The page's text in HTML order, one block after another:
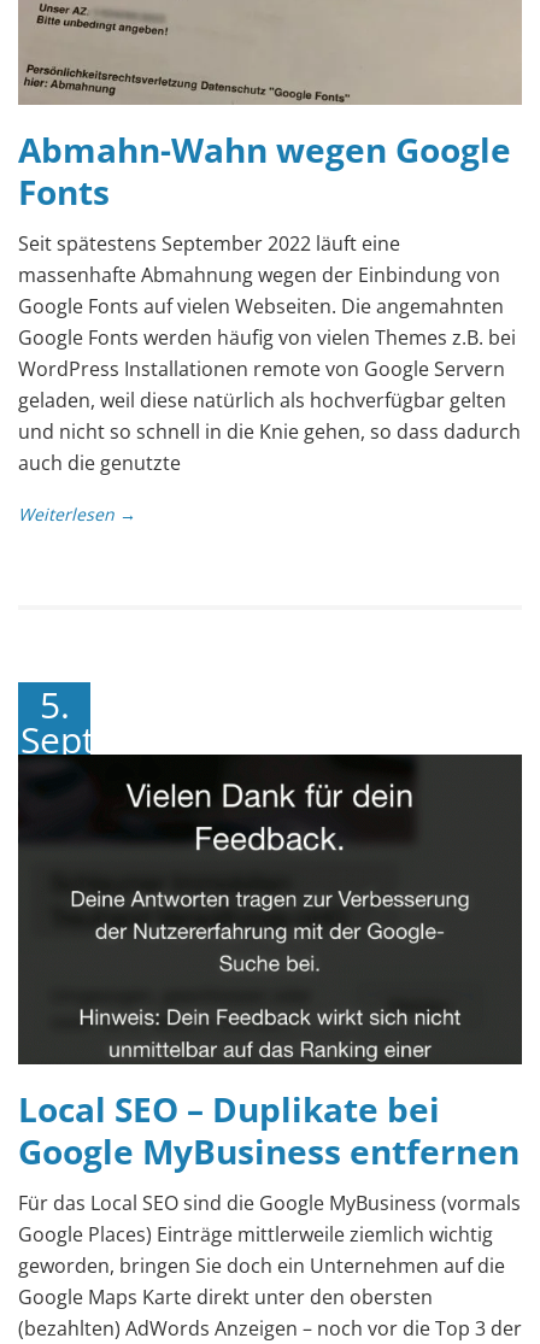
Abmahn-Wahn wegen Google
Fonts
Seit spätestens September 2022 läuft eine
massenhafte Abmahnung wegen der Einbindung von
Google Fonts auf vielen Webseiten. Die angemahnten
Google Fonts werden häufig von vielen Themes z.B. bei
WordPress Installationen remote von Google Servern
geladen, weil diese natürlich als hochverfügbar gelten
und nicht so schnell in die Knie gehen, so dass dadurch
auch die genutzte
Weiterlesen →
5.
September
2018
Local SEO – Duplikate bei
Google MyBusiness entfernen
Für das Local SEO sind die Google MyBusiness (vormals
Google Places) Einträge mittlerweile ziemlich wichtig
geworden, bringen Sie doch ein Unternehmen auf die
Google Maps Karte direkt unter den obersten
(bezahlten) AdWords Anzeigen – noch vor die Top 3 der